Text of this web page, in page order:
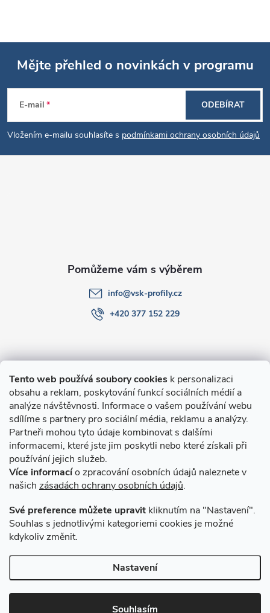
Tento web používá soubory cookies k personalizaci
obsahu a reklam, poskytování funkcí sociálních médií a
analýze návštěvnosti. Informace o vašem používání webu
sdílíme s partnery pro sociální média, reklamu a analýzy.
Partneři mohou tyto údaje kombinovat s dalšími
informacemi, které jste jim poskytli nebo které získali při
používání jejich služeb.
Více informacío zpracování osobních údajů naleznete v
našich zásadách ochrany osobních údajů.
Své preference můžete upravit kliknutím na "Nastavení".
Souhlas s jednotlivými kategoriemi cookies je možné
kdykoliv změnit.
Nastavení
Souhlasím
Z
á
p
Mějte přehled o novinkách v programu
E-mail
Vložením e-mailu souhlasíte s podmínkami ochrany osobních údajů
ODEBÍRAT
O nákupu
Novinky v programu Alusic
Archiv
info@vsk-profily.cz
+420 377 152 229
Způsoby dopravy
Copyright 2026VSK Profily. Všechna práva vyhrazena.